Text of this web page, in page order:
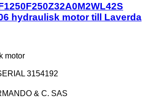
hydraulisk motor till Laverda
motor
3154192
& C. SAS